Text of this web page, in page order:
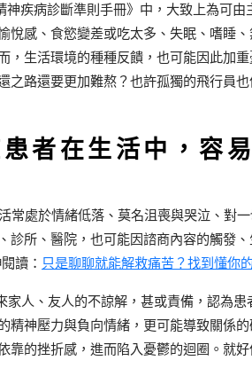
疾病診斷準則手冊》中，大致上為可由
悅感、食慾變差或吃太多、失眠、嗜睡
，生活環境的種種反饋，也可能因此加
之路還要更加難熬？也許孤獨的飛行員也
者在生活中，容
常處於情緒低落、莫名沮喪與哭泣、對
診所、醫院，也可能因諮商內容的觸發
讀： 只是聊聊就能解救痛苦？找到懂你
家人、友人的不諒解，甚或責備，認為
精神壓力與負向情緒，更可能導致關係
靠的挫折感，進而陷入憂鬱的迴圈。就